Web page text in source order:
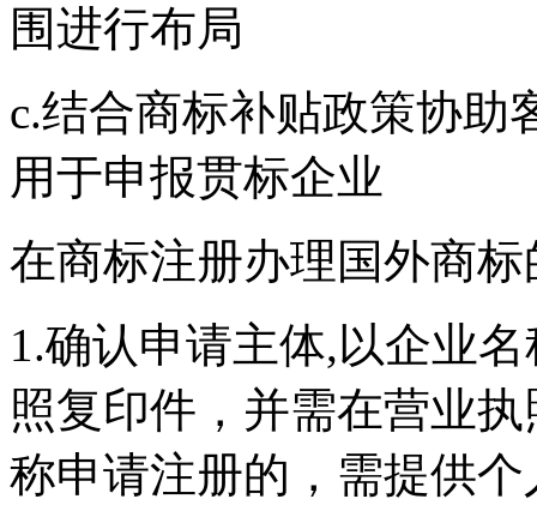
围进行布局
c.结合商标补贴政策协助
用于申报贯标企业
在商标注册办理国外商
1.确认申请主体,以企业
照复印件，并需在营业
称申请注册的，需提供